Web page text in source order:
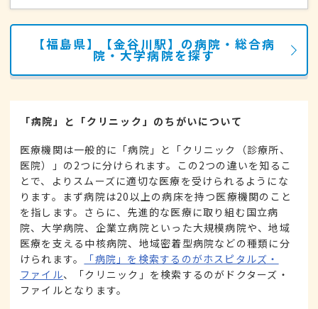
【福島県】【金谷川駅】の病院・総合病
院・大学病院を探す
「病院」と「クリニック」のちがいについて
医療機関は一般的に「病院」と「クリニック（診療所、
医院）」の2つに分けられます。この2つの違いを知るこ
とで、よりスムーズに適切な医療を受けられるようにな
ります。まず病院は20以上の病床を持つ医療機関のこと
を指します。さらに、先進的な医療に取り組む国立病
院、大学病院、企業立病院といった大規模病院や、地域
医療を支える中核病院、地域密着型病院などの種類に分
けられます。
「病院」を検索するのがホスピタルズ・
ファイル、「クリニック」を検索するのがドクターズ・
ファイルとなります。